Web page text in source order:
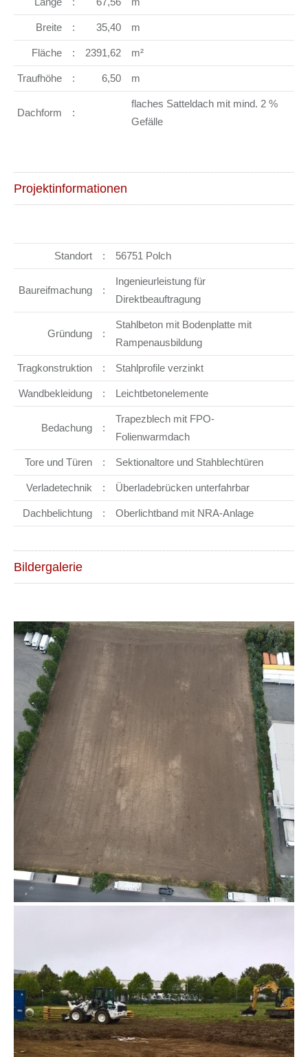
Breite : 35,40 m
Fläche : 2391,62 m²
Traufhöhe : 6,50 m
Dachform :
flaches Satteldach mit mind. 2 %
Gefälle
Projektinformationen
Standort : 56751 Polch
Baureifmachung :
Ingenieurleistung für
Direktbeauftragung
Gründung :
Stahlbeton mit Bodenplatte mit
Rampenausbildung
Tragkonstruktion : Stahlprofile verzinkt
Wandbekleidung : Leichtbetonelemente
Bedachung :
Trapezblech mit FPO-
Folienwarmdach
Tore und Türen : Sektionaltore und Stahblechtüren
Verladetechnik : Überladebrücken unterfahrbar
Dachbelichtung : Oberlichtband mit NRA-Anlage
Bildergalerie